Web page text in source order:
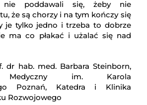
nie poddawali się, żeby nie
że są chorzy i na tym kończy się
je tylko jedno i trzeba to dobrze
ma co płakać i użalać się nad
dr hab. med. Barbara Steinborn,
Medyczny im. Karola
Poznań, Katedra i Klinika
Rozwojowego